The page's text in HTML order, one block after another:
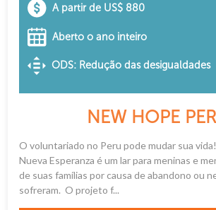
A partir de US$ 880
Aberto o ano inteiro
ODS: Redução das desigualdades
NEW HOPE
O voluntariado no Peru pode mudar sua
Nueva Esperanza é um lar para meninas e
de suas famílias por causa de abandono ou
sofreram. O projeto f...